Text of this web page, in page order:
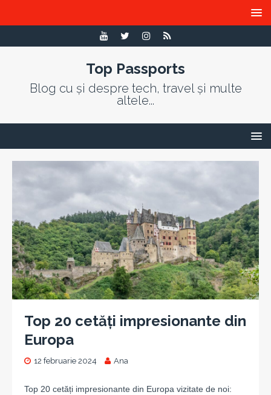
Top Passports
Blog cu și despre tech, travel și multe
altele...
Top 20 cetăți impresionante din
Europa
12 februarie 2024 Ana
Top 20 cetăți impresionante din Europa vizitate de noi: